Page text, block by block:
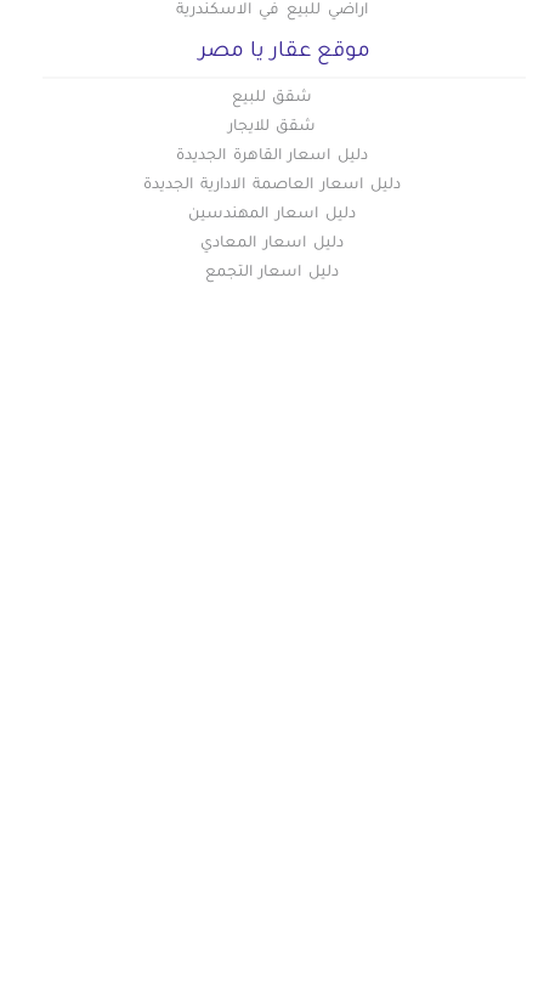
اراضي للبيع في الاسكندرية
موقع عقار يا مصر
شقق للبيع
شقق للايجار
دليل اسعار القاهرة الجديدة
دليل اسعار العاصمة الادارية الجديدة
دليل اسعار المهندسين
دليل اسعار المعادي
دليل اسعار التجمع